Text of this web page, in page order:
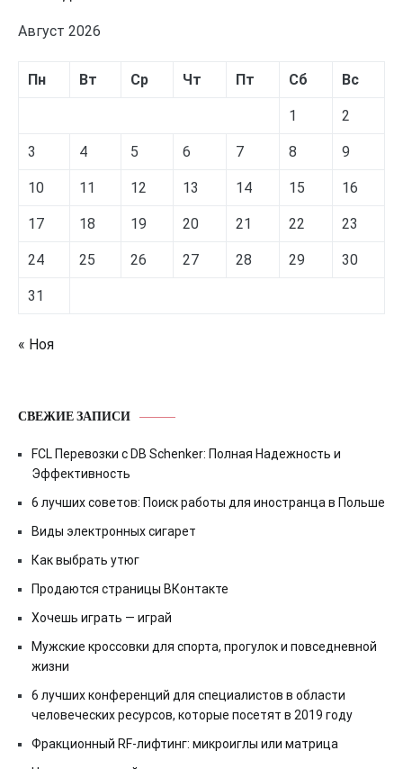
Август 2026
Пн Вт Ср Чт Пт Сб Вс
1 2
3 4 5 6 7 8 9
10 11 12 13 14 15 16
17 18 19 20 21 22 23
24 25 26 27 28 29 30
31
« Ноя
СВЕЖИЕ ЗАПИСИ
FCL Перевозки с DB Schenker: Полная Надежность и
Эффективность
6 лучших советов: Поиск работы для иностранца в Польше
Виды электронных сигарет
Как выбрать утюг
Продаются страницы ВКонтакте
Хочешь играть — играй
Мужские кроссовки для спорта, прогулок и повседневной
жизни
6 лучших конференций для специалистов в области
человеческих ресурсов, которые посетят в 2019 году
Фракционный RF-лифтинг: микроиглы или матрица